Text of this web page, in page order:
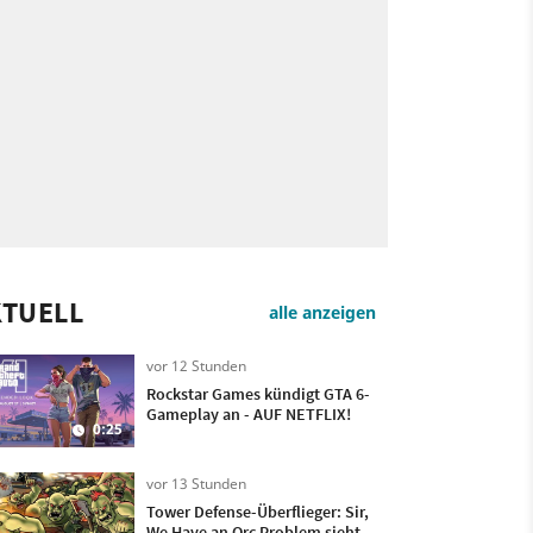
alle anzeigen
0:25
vor 12 Stunden
Rockstar Games kündigt GTA 6-
Gameplay an - AUF NETFLIX!
vor 13 Stunden
Tower Defense-Überflieger: Sir,